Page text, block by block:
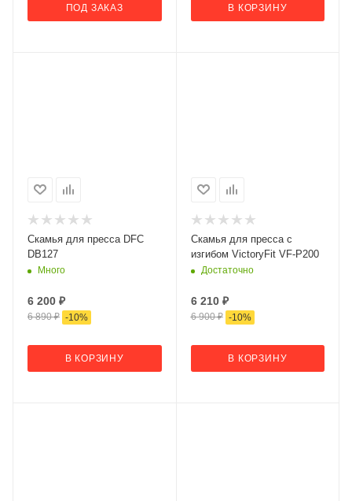
ПОД ЗАКАЗ В КОРЗИНУ
Скамья для пресса DFC
DB127
Много
6 200 ₽
6 890₽ -10%
В КОРЗИНУ
Скамья для пресса с
изгибом VictoryFit VF-P200
Достаточно
6 210₽
6 900₽ -10%
В КОРЗИНУ